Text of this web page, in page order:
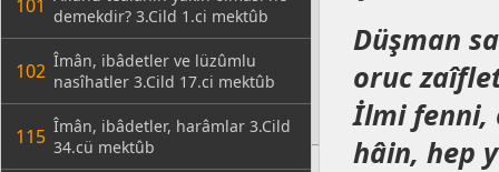
101 demekdir? 3.Cild 1.ci mektûb
102 Îmân, ibâdetler ve lüzûmlu
nasîhatler 3.Cild 17.ci mektûb
115 Îmân, ibâdetler, harâmlar 3.Cild
34.cü mektûb
Düşman
oruc
İlmi fenni,
hâin, hep